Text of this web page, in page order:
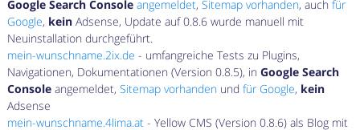
Google Search Console angemeldet,Sitemap vorhanden, auchfür
Google, kein Adsense, Update auf 0.8.6 wurde manuell mit
Neuinstallation durchgeführt.
mein-wunschname.2ix.de - umfangreiche Tests zu Plugins,
Navigationen, Dokumentationen (Version 0.8.5), inGoogle Search
Console angemeldet,Sitemap vorhanden undfür Google, kein
Adsense
mein-wunschname.4lima.at - Yellow CMS (Version 0.8.6) als Blog mit